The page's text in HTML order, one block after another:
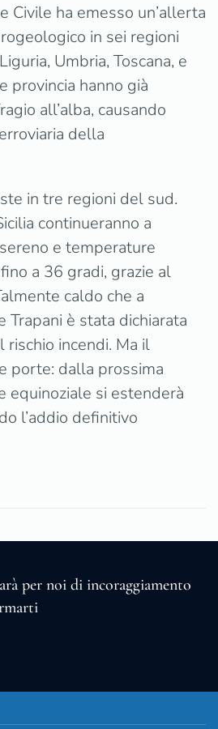
Civile ha emesso un’allerta
in sei regioni
Umbria, Toscana, e
provincia hanno già
all’alba, causando
della
in tre regioni del sud.
continueranno a
e temperature
a 36 gradi, grazie al
caldo che a
Trapani è stata dichiarata
rischio incendi. Ma il
porte: dalla prossima
equinoziale si estenderà
l’addio definitivo
per noi di incoraggiamento